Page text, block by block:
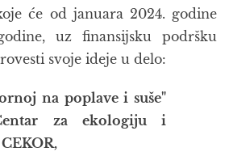
će od januara 2024. godine
uz finansijsku podršku
svoje ideje u delo:
na poplave i suše"
za ekologiju i